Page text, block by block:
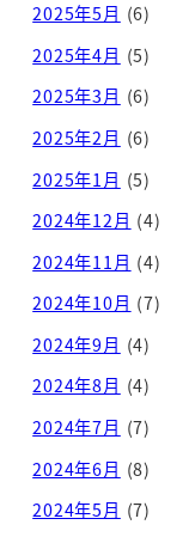
2025年5月 (6)
2025年4月 (5)
2025年3月 (6)
2025年2月 (6)
2025年1月 (5)
2024年12月 (4)
2024年11月 (4)
2024年10月 (7)
2024年9月 (4)
2024年8月 (4)
2024年7月 (7)
2024年6月 (8)
2024年5月 (7)